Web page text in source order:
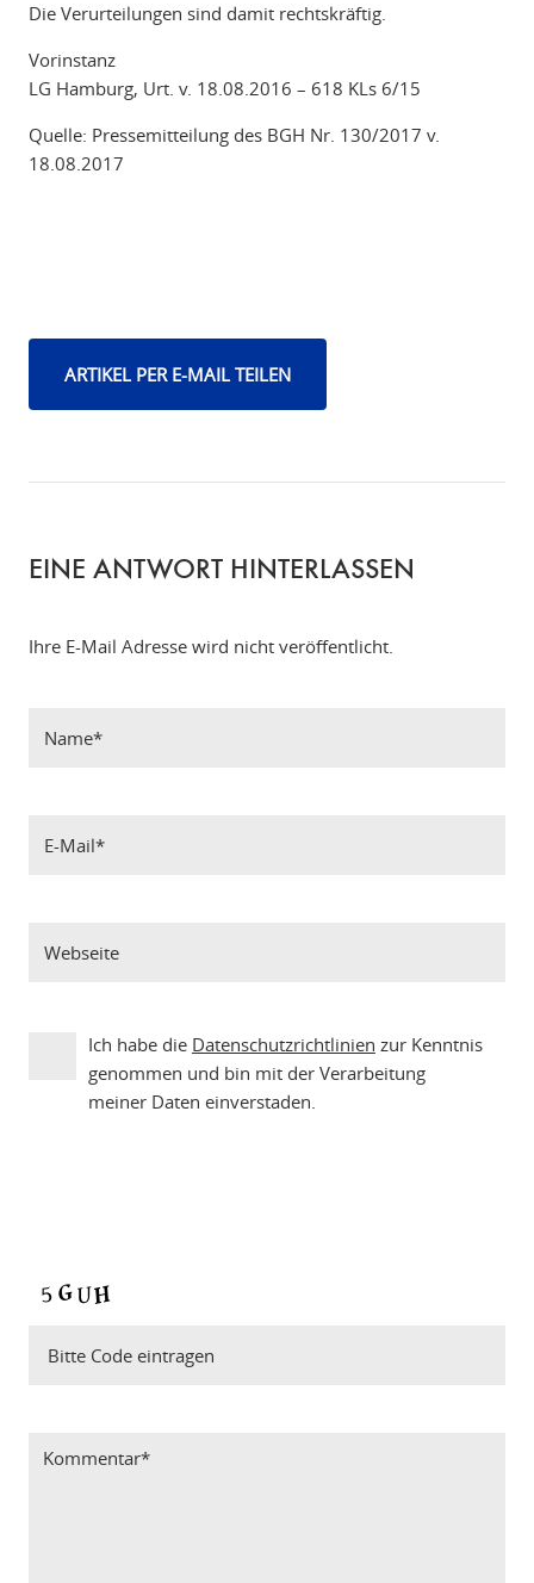
Die Verurteilungen sind damit rechtskräftig.
Vorinstanz
LG Hamburg, Urt. v. 18.08.2016 – 618 KLs 6/15
Quelle: Pressemitteilung des BGH Nr. 130/2017 v.
18.08.2017
ARTIKEL PER E-MAIL TEILEN
EINE ANTWORT HINTERLASSEN
Ihre E-Mail Adresse wird nicht veröffentlicht.
Ich habe die Datenschutzrichtlinien zur Kenntnis
genommen und bin mit der Verarbeitung
meiner Daten einverstaden.